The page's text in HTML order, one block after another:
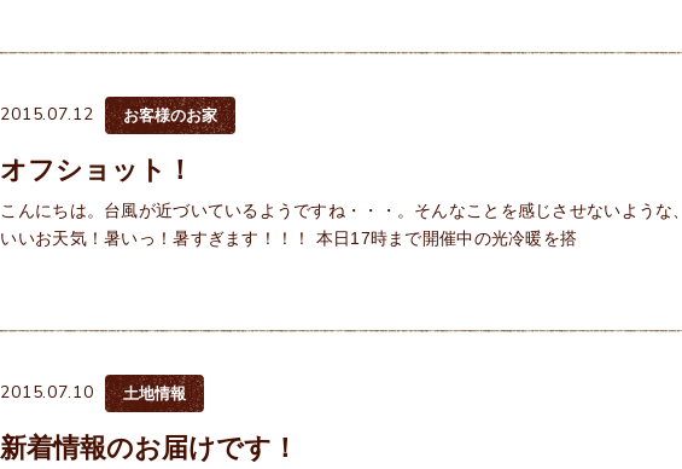
2015.07.12 お客様のお家
オフショット！
こんにちは。台風が近づいているようですね・・・。そんなことを感じさせないような、
いいお天気！暑いっ！暑すぎます！！！ 本日17時まで開催中の光冷暖を搭
2015.07.10 土地情報
新着情報のお届けです！